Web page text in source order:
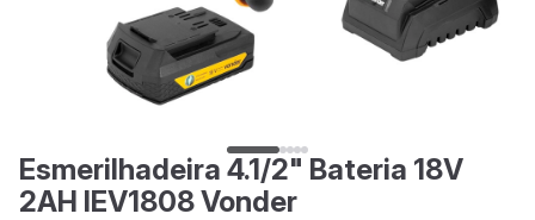
Esmerilhadeira 4.1/2" Bateria 18V
2AH IEV1808 Vonder